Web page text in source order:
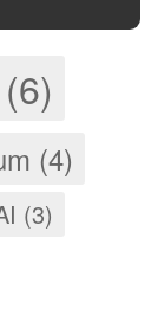
(4)
(3)